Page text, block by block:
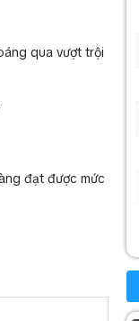
qua vượt trội
đạt được mức